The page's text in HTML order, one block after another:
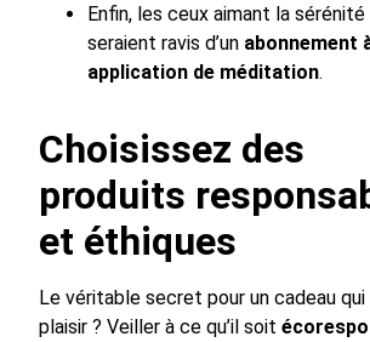
Enfin, les ceux aimant la sérénité
seraient ravis d’un abonnement
application de méditation.
Choisissez des
produits
et éthiques
Le véritable secret pour un cadeau
plaisir ? Veiller à ce qu’il soit